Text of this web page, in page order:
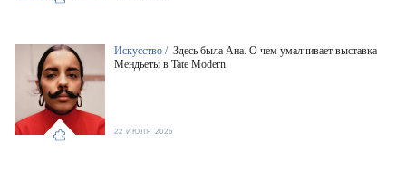
Искусство / Здесь была Ана. О чем умалчивает выставка
Мендьеты в Tate Modern
22 ИЮЛЯ 2026